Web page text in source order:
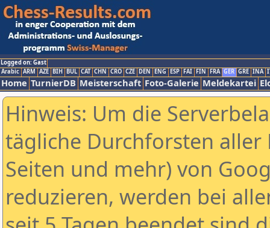
Logged on: Gast
Arabic ARM AZE BIH BUL CAT CHN CRO CZE DEN ENG ESP FAI FIN FRA GER GRE INA
Home TurnierDB Meisterschaft Foto-Galerie Meldekartei
Hinweis: Um die
tägliche Durchforsten aller
Seiten und mehr) von
reduzieren, werden bei